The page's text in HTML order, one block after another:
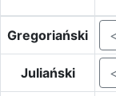
Gregoriański <
Juliański <